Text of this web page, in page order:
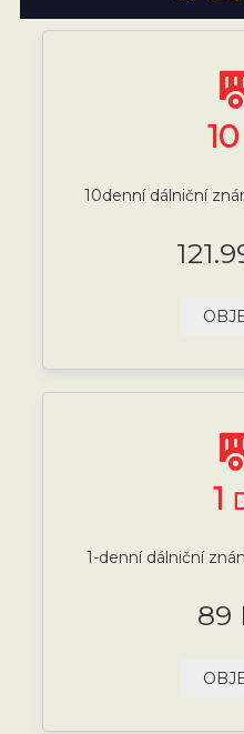
10
10denní dálniční
1
1-denní dálniční
89